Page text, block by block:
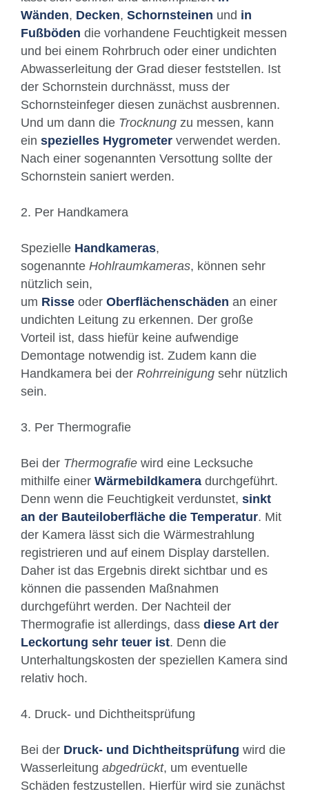
Wänden, Decken, Schornsteinen und in
Fußböden die vorhandene Feuchtigkeit messen
und bei einem Rohrbruch oder einer undichten
Abwasserleitung der Grad dieser feststellen. Ist
der Schornstein durchnässt, muss der
Schornsteinfeger diesen zunächst ausbrennen.
Und um dann die Trocknung zu messen, kann
ein spezielles Hygrometer verwendet werden.
Nach einer sogenannten Versottung sollte der
Schornstein saniert werden.
2. Per Handkamera
Spezielle Handkameras,
sogenannte Hohlraumkameras, können sehr
nützlich sein,
um Risse oder Oberflächenschäden an einer
undichten Leitung zu erkennen. Der große
Vorteil ist, dass hiefür keine aufwendige
Demontage notwendig ist. Zudem kann die
Handkamera bei der Rohrreinigung sehr nützlich
sein.
3. Per Thermografie
Bei der Thermografie wird eine Lecksuche
mithilfe einer Wärmebildkamera durchgeführt.
Denn wenn die Feuchtigkeit verdunstet, sinkt
an der Bauteiloberfläche die Temperatur. Mit
der Kamera lässt sich die Wärmestrahlung
registrieren und auf einem Display darstellen.
Daher ist das Ergebnis direkt sichtbar und es
können die passenden Maßnahmen
durchgeführt werden. Der Nachteil der
Thermografie ist allerdings, dass diese Art der
Leckortung sehr teuer ist. Denn die
Unterhaltungskosten der speziellen Kamera sind
relativ hoch.
4. Druck- und Dichtheitsprüfung
Bei der Druck- und Dichtheitsprüfung wird die
Wasserleitung abgedrückt, um eventuelle
Schäden festzustellen. Hierfür wird sie zunächst